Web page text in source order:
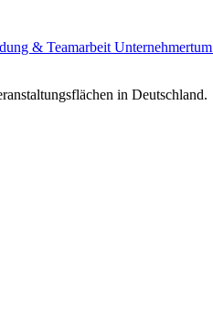
& Teamarbeit Unternehmertum
in Deutschland.